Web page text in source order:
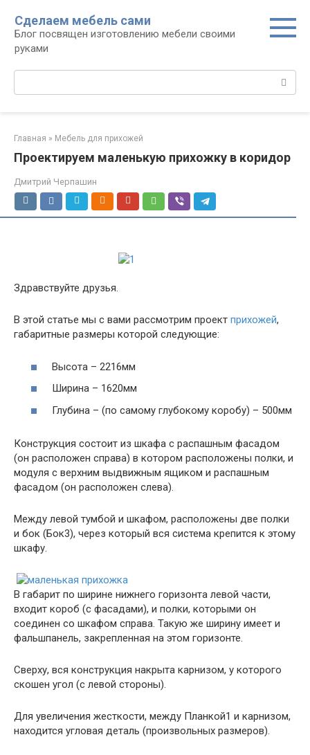
контенту
Сделаем мебель сами
Блог посвящен изготовлению мебели своими
руками
Главная » Мебель для прихожей
Проектируем маленькую прихожку в коридор
Дмитрий Черпашин
Здравствуйте друзья.
В этой статье мы с вами рассмотрим проект прихожей,
габаритные размеры которой следующие:
Высота – 2216мм
Ширина – 1620мм
Глубина – (по самому глубокому коробу) – 500мм
Конструкция состоит из шкафа с распашным фасадом
(он расположен справа) в котором расположены полки, и
модуля с верхним выдвижным ящиком и распашным
фасадом (он расположен слева).
Между левой тумбой и шкафом, расположены две полки
и бок (Бок3), через который вся система крепится к этому
шкафу.
В габарит по ширине нижнего горизонта левой части,
входит короб (с фасадами), и полки, которыми он
соединен со шкафом справа. Такую же ширину имеет и
фальшпанель, закрепленная на этом горизонте.
Сверху, вся конструкция накрыта карнизом, у которого
скошен угол (с левой стороны).
Для увеличения жесткости, между Планкой1 и карнизом,
находится угловая деталь (произвольных размеров).